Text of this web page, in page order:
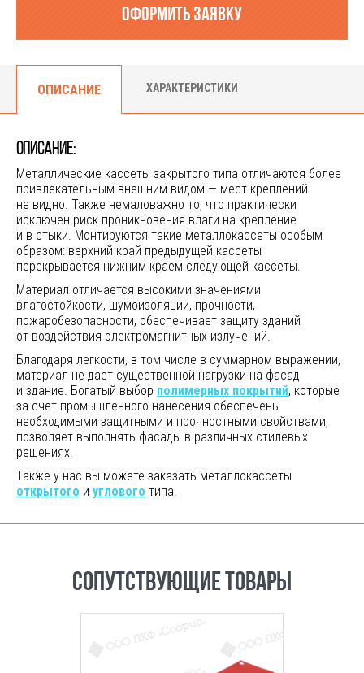
Оформить заявку
ОПИСАНИЕ
ОПИСАНИЕ:
Металлические кассеты закрытого типа отличаются более
привлекательным внешним видом — мест креплений
не видно. Также немаловажно то, что практически
исключен риск проникновения влаги на крепление
и в стыки. Монтируются такие металлокассеты особым
образом: верхний край предыдущей кассеты
перекрывается нижним краем следующей кассеты.
Материал отличается высокими значениями
влагостойкости, шумоизоляции, прочности,
пожаробезопасности, обеспечивает защиту зданий
от воздействия электромагнитных излучений.
Благодаря легкости, в том числе в суммарном выражении,
материал не дает существенной нагрузки на фасад
и здание. Богатый выбор полимерных покрытий, которые
за счет промышленного нанесения обеспечены
необходимыми защитными и прочностными свойствами,
позволяет выполнять фасады в различных стилевых
решениях.
Также у нас вы можете заказать металлокассеты
открытого и углового типа.
ХАРАКТЕРИСТИКИ
СОПУТСТВУЮЩИЕ ТОВАРЫ